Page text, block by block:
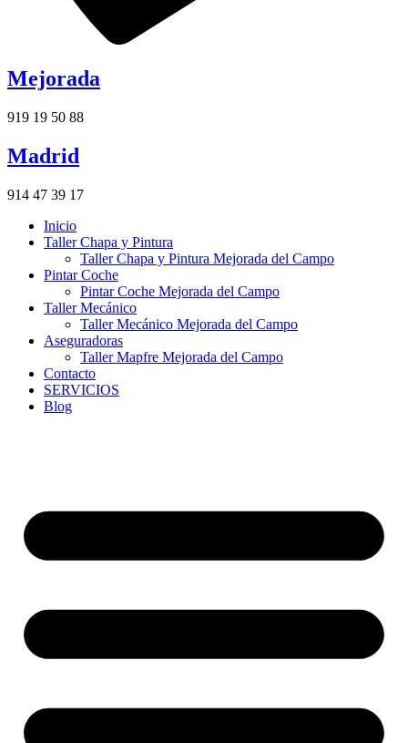
Mejorada
919 19 50 88
Madrid
914 47 39 17
Inicio
Taller Chapa y Pintura
Taller Chapa y Pintura Mejorada del Campo
Pintar Coche
Pintar Coche Mejorada del Campo
Taller Mecánico
Taller Mecánico Mejorada del Campo
Aseguradoras
Taller Mapfre Mejorada del Campo
Contacto
SERVICIOS
Blog